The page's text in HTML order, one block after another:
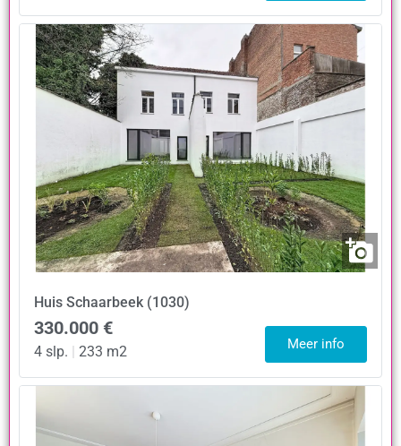
Huis Schaarbeek (1030)
330.000 €
4 slp. | 233 m2 Meer info